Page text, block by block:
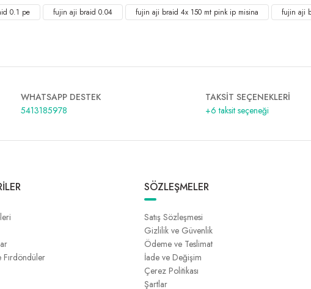
0.1 pe fujin aji braid 0.04 fujin aji braid 4x 150 mt pink ip misina fujin aji
WHATSAPP DESTEK
5413185978
TAKSİT SEÇENEKLERİ
+6 taksit seçeneği
Fırdöndüler
SÖZLEŞMELER
Satış Sözleşmesi
Gizlilik ve Güvenlik
Ödeme ve Teslimat
İade ve Değişim
Çerez Politikası
Şartlar